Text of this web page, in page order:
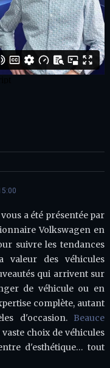
a été présentée par
Volkswagen en
suivre les tendances
valeur des véhicules
qui arrivent sur
de véhicule ou en
complète, autant
d'occasion. Beauce
choix de véhicules
d'esthétique… tout